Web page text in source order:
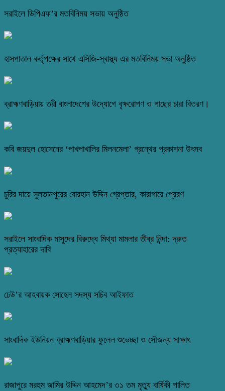
সরাইলে ডিপিএফ’র মতবিনিময় সভায় অনুষ্ঠিত
হাসপাতাল কর্তৃপক্ষের সাথে এসিজি-স্বাস্থ্য এর মতবিনিময় সভা অনুষ্ঠিত
ব্রাহ্মণবাড়িয়ায় তরী বাংলাদেশের উদ্যোগে বৃক্ষরোপণ ও গাছের চারা বিতরণ।
কবি জয়দুল হোসেনের ‘পাখপাখালির মিলনমেলা’ গ্রন্থের প্রকাশনা উৎসব
চুরির দায়ে সুলতানপুরের বোরহান উদ্দিন গ্রেপ্তার, কারাগারে প্রেরণ
সরাইলে সাংবাদিক মাসুদের বিরুদ্ধে মিথ্যা মামলার তীব্র নিন্দা: দ্রুত
প্রত্যাহারের দাবি
ঢেউ’র আহবায়ক সোহেল সদস্য সচিব আইফাত
সাংবাদিক ইউনিয়ন ব্রাহ্মণবাড়িয়ার ফুলেল শুভেচ্ছা ও সৌজন্য সাক্ষাৎ
রাজাপুরে মরহুম জামির উদ্দিন আহমেদ’র ৩১ তম মৃত্যু বার্ষিকী পালিত